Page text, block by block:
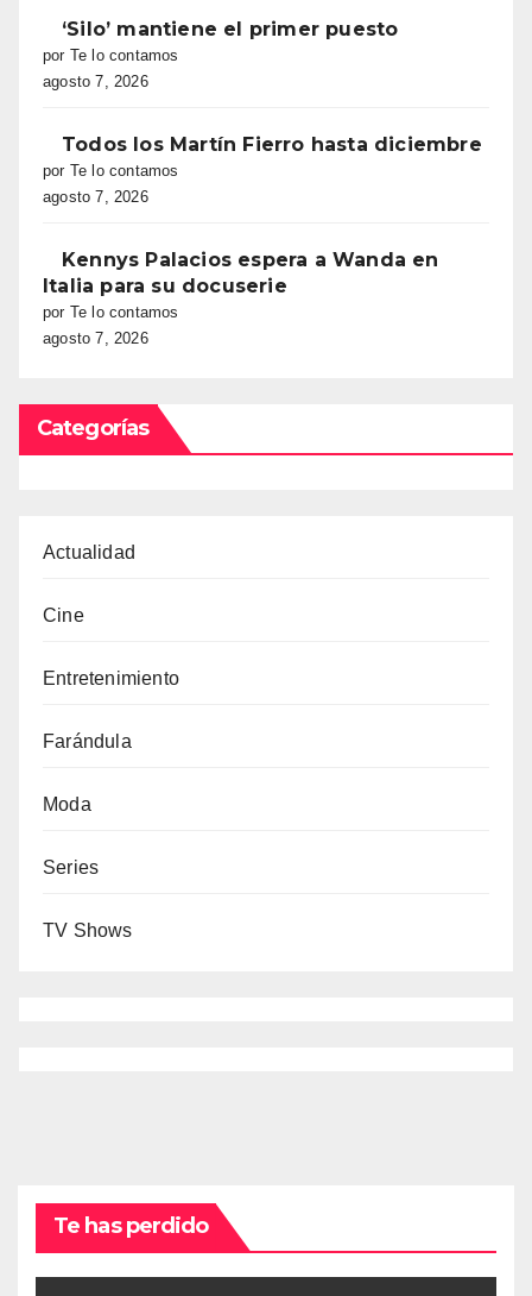
‘Silo’ mantiene el primer puesto
por Te lo contamos
agosto 7, 2026
Todos los Martín Fierro hasta diciembre
por Te lo contamos
agosto 7, 2026
Kennys Palacios espera a Wanda en
Italia para su docuserie
por Te lo contamos
agosto 7, 2026
Categorías
Actualidad
Cine
Entretenimiento
Farándula
Moda
Series
TV Shows
Te has perdido